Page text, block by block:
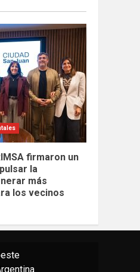
firmaron un
la
más
los vecinos